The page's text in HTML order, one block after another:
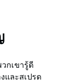
กเขารู้ดี
และสเปรด